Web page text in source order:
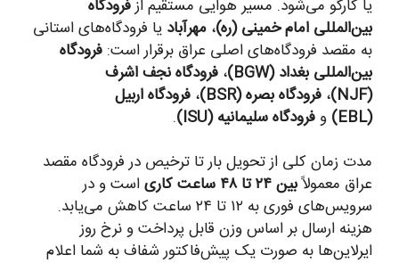
یا کارگو می‌شود. مسیر هوایی مستقیم ازفرودگاه
بین‌المللی امام خمینی (ره)، مهرآباد یا فرودگاه‌های استانی
به مقصد فرودگاه‌های اصلی عراق برقرار است: فرودگاه
بین‌المللی بغداد (BGW)
، فرودگاه نجف اشرف
(NJF)
، فرودگاه بصره (BSR) ، فرودگاه اربیل
(EBL)
وفرودگاه سلیمانیه (ISU)
.
مدت زمان کلی از تحویل بار تا ترخیص در فرودگاه مقصد
عراق معمولاًبین ۲۴ تا ۴۸ ساعت کاری
است و در
سرویس‌های فوری به ۱۲ تا ۲۴ ساعت کاهش می‌یابد.
هزینه ارسال بر اساس وزن قابل پرداخت و نرخ روز
ایرلاین‌ها به صورت یک پیش‌فاکتور شفاف به شما اعلام